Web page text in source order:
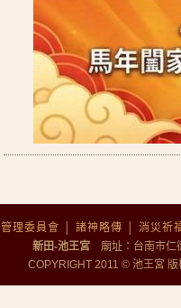
管理委員會 諸神略傳
消災祈
新田-池王宮 廟址：台南市仁
COPYRIGHT 2011 © 池王宮